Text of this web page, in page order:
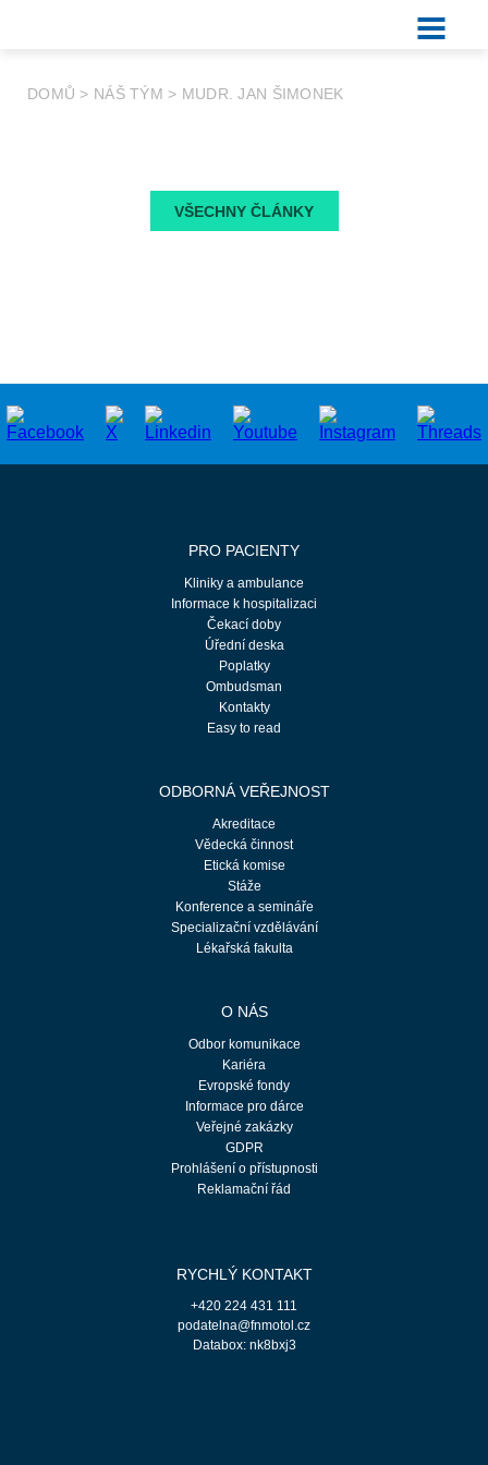
DOMŮ > NÁŠ TÝM > MUDR. JAN ŠIMONEK
VŠECHNY ČLÁNKY
PRO PACIENTY
Kliniky a ambulance
Informace k hospitalizaci
Čekací doby
Úřední deska
Poplatky
Ombudsman
Kontakty
Easy to read
ODBORNÁ VEŘEJNOST
Akreditace
Vědecká činnost
Etická komise
Stáže
Konference a semináře
Specializační vzdělávání
Lékařská fakulta
O NÁS
Odbor komunikace
Kariéra
Evropské fondy
Informace pro dárce
Veřejné zakázky
GDPR
Prohlášení o přístupnosti
Reklamační řád
RYCHLÝ KONTAKT
+420 224 431 111
podatelna@fnmotol.cz
Databox: nk8bxj3